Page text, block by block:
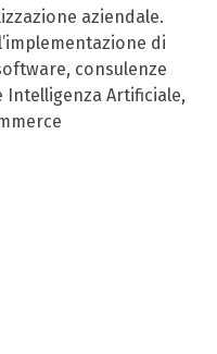
aziendale.
di
consulenze
Intelligenza Artificiale,